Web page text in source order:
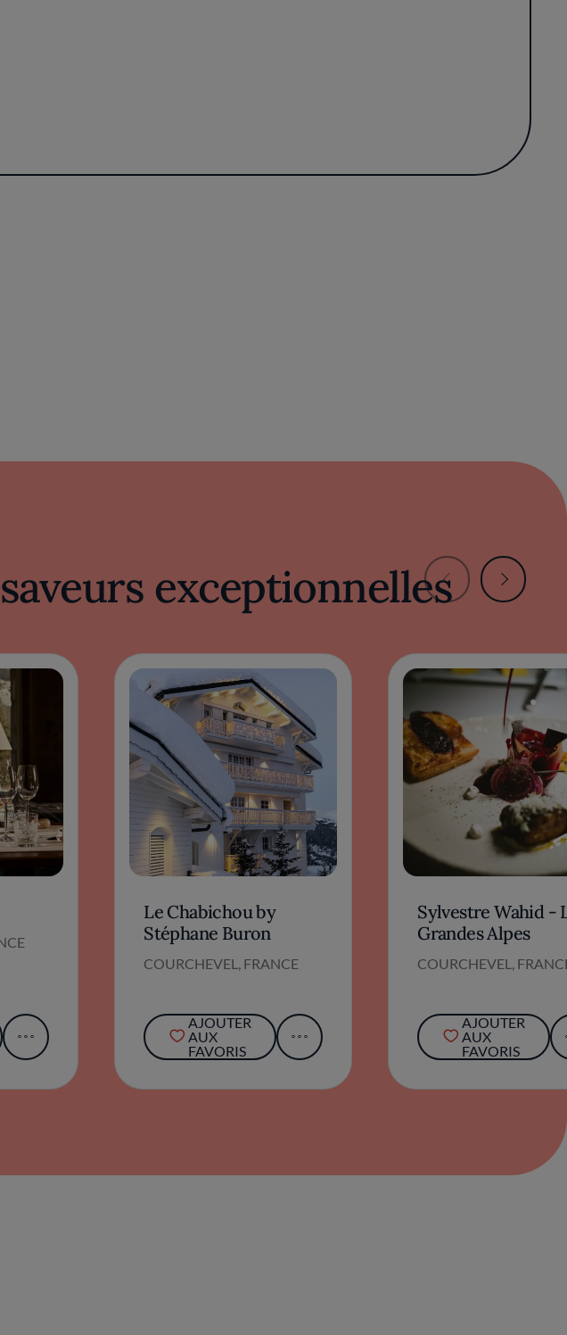
exceptionnelles
Le Chabichou by
Stéphane Buron
COURCHEVEL, FRANCE
AJOUTER
AUX
FAVORIS
Sylvestre Wahid -
Grandes Alpes
COURCHEVEL,
AJOUTER
AUX
FAVORIS